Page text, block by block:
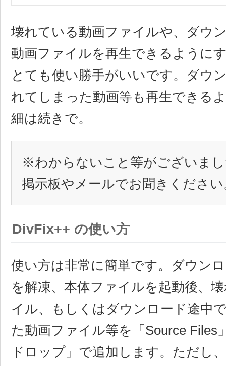
壊れている動画ファイルや、ダウ
動画ファイルを再生できるように
とても使い勝手がいいです。ダウ
れてしまった動画等も再生できる
細は続きで。
※わからないこと等がございま
掲示板やメールでお聞きください
DivFix++ の使い方
使い方は非常に簡単です。ダウン
を解凍、本体ファイルを起動後、
イル、もしくはダウンロード途中
た動画ファイル等を「Source
ドロップ」で追加します。ただし